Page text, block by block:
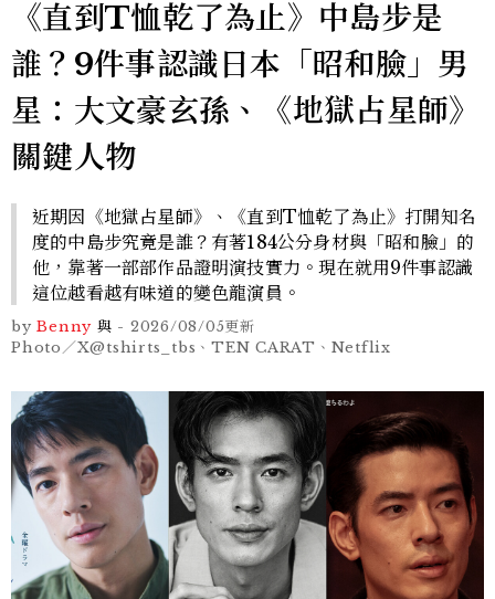
《直到T恤乾了為止》中島步是
誰？9件事認識日本「昭和臉」男
星：大文豪玄孫、《地獄占星師》
關鍵人物
近期因《地獄占星師》、《直到T恤乾了為止》打開知名
度的中島步究竟是誰？有著184公分身材與「昭和臉」的
他，靠著一部部作品證明演技實力。現在就用9件事認識
這位越看越有味道的變色龍演員。
by Benny 與 - 2026/08/05更新
Photo／X@tshirts_tbs、TEN CARAT、Netflix